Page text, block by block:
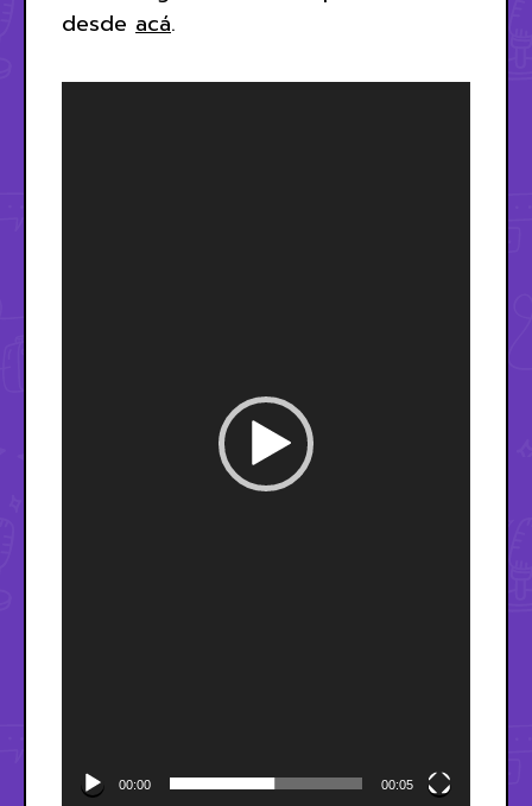
desde acá.
00:00 00:05